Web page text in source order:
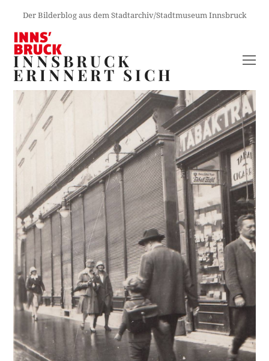
Der Bilderblog aus dem Stadtarchiv/Stadtmuseum Innsbruck
INNSBRUCK
ERINNERT SICH